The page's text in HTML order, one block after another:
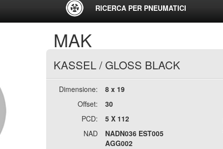
RICERCA PER PNEUMATICI
MAK
KASSEL/ GLOSS BLACK
Dimensione:
8 x 19
Offset:
30
PCD:
5 X 112
NAD
NADN036 EST005
AGG002